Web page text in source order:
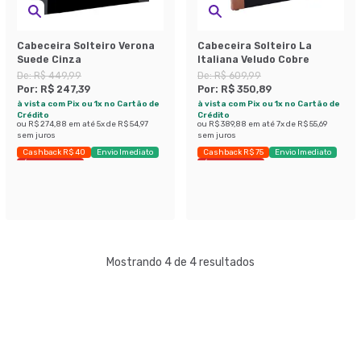
Cabeceira Solteiro Verona
Suede Cinza
De:R$ 449,99
Por: R$ 247,39
à vista com Pix ou 1x no Cartão de
Crédito
ou R$ 274,88 em até5x de R$ 54,97
sem juros
Cashback R$ 40
Envio Imediato
Últimas peças
Cabeceira Solteiro La
Italiana Veludo Cobre
De:R$ 609,99
Por: R$ 350,89
à vista com Pix ou 1x no Cartão de
Crédito
ou R$ 389,88 em até7x de R$ 55,69
sem juros
Cashback R$ 75
Envio Imediato
Últimas peças
Mostrando 4 de 4 resultados